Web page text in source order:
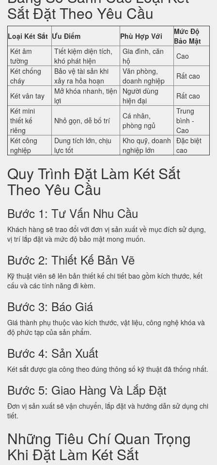
Sắt Đặt Theo Yêu Cầu
Loại Két Sắt Ưu Điểm Phù Hợp Với
Mức Độ
Bảo Mật
Két âm
tường
Tiết kiệm diện tích,
khó phát hiện
Gia đình, căn
hộ
Cao
Két chống
cháy
Bảo vệ tài sản khi
xảy ra hỏa hoạn
Văn phòng,
doanh nghiệp
Rất cao
Két vân tay
Mở khóa nhanh, tiện
lợi
Người dùng
hiện đại
Rất cao
Két mini
thiết kế
riêng
Nhỏ gọn, dễ bố trí
Cá nhân,
phòng ngủ
Trung
bình -
Cao
Két công
nghiệp
Dung tích lớn, chịu
lực tốt
Kho quỹ, doanh
nghiệp lớn
Đặc biệt
cao
Quy Trình Đặt Làm Két Sắt
Theo Yêu Cầu
Bước 1: Tư Vấn Nhu Cầu
Khách hàng sẽ trao đổi với đơn vị sản xuất về mục đích sử dụng,
vị trí lắp đặt và mức độ bảo mật mong muốn.
Bước 2: Thiết Kế Bản Vẽ
Kỹ thuật viên sẽ lên bản thiết kế chi tiết bao gồm kích thước, kết
cấu và các tính năng đi kèm.
Bước 3: Báo Giá
Giá thành phụ thuộc vào kích thước, vật liệu, công nghệ khóa và
độ phức tạp của sản phẩm.
Bước 4: Sản Xuất
Két sắt được gia công theo đúng thông số kỹ thuật đã thống nhất.
Bước 5: Giao Hàng Và Lắp Đặt
Đơn vị sản xuất sẽ vận chuyển, lắp đặt và hướng dẫn sử dụng chi
tiết.
Những Tiêu Chí Quan Trọng
Khi Đặt Làm Két Sắt